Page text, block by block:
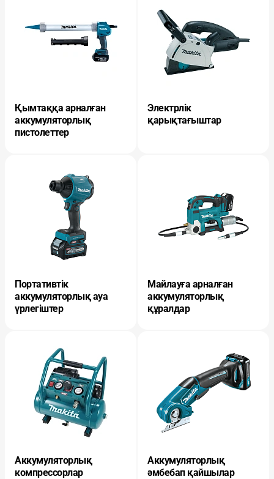
Қымтаққа арналған
аккумуляторлық
пистолеттер
Электрлік
қарықтағыштар
Портативтік
аккумуляторлық ауа
үрлегіштер
Майлауға арналған
аккумуляторлық
құралдар
Аккумуляторлық
компрессорлар
Аккумуляторлық
әмбебап қайшылар